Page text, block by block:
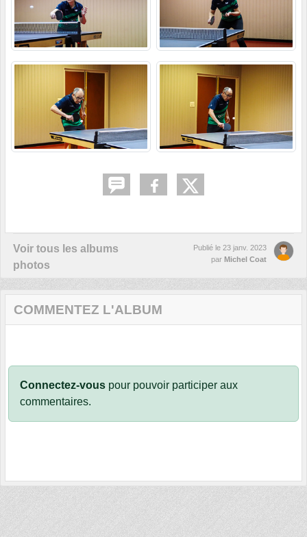
Voir tous les albums
photos
Publié le 23 janv. 2023
par Michel Coat
COMMENTEZ L'ALBUM
Connectez-vous pour pouvoir participer aux
commentaires.